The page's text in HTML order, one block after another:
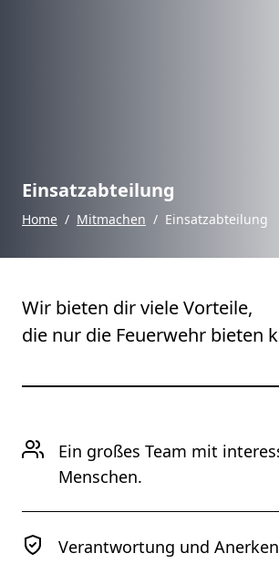
Einsatzabteilung
Home / Mitmachen / Einsatzabteilung
Wir bieten dir viele Vorteile,
die nur die Feuerwehr bieten
Ein großes Team mit
Menschen.
Verantwortung und